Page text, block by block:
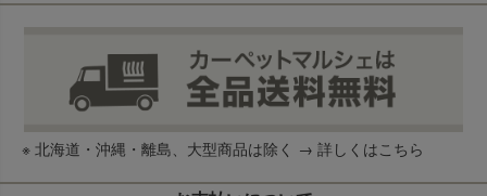
※ 北海道・沖縄・離島、大型商品は除く → 詳しくはこちら